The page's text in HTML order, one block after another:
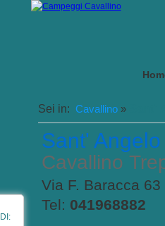
Sei in: Cavallino»
Sant'
Cavallino
Via F. Baracca
Tel: 041968882